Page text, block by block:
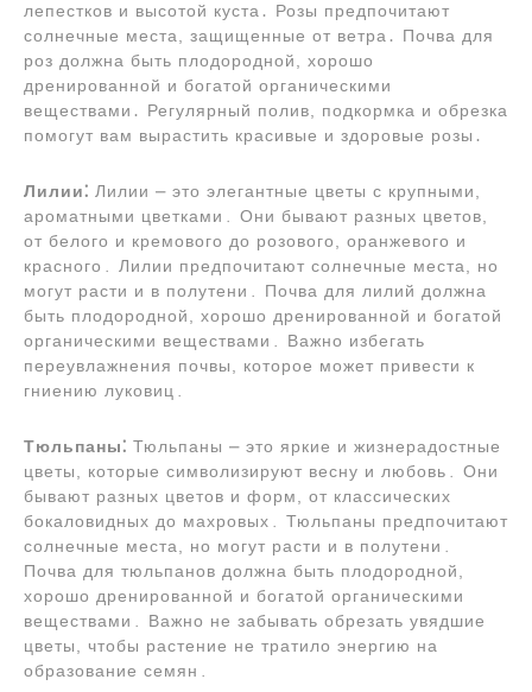
лепестков и высотой куста․ Розы предпочитают
солнечные места, защищенные от ветра․ Почва для
роз должна быть плодородной, хорошо
дренированной и богатой органическими
веществами․ Регулярный полив, подкормка и обрезка
помогут вам вырастить красивые и здоровые розы․
Лилии⁚ Лилии ⎼ это элегантные цветы с крупными,
ароматными цветками․ Они бывают разных цветов,
от белого и кремового до розового, оранжевого и
красного․ Лилии предпочитают солнечные места, но
могут расти и в полутени․ Почва для лилий должна
быть плодородной, хорошо дренированной и богатой
органическими веществами․ Важно избегать
переувлажнения почвы, которое может привести к
гниению луковиц․
Тюльпаны⁚ Тюльпаны ⎼ это яркие и жизнерадостные
цветы, которые символизируют весну и любовь․ Они
бывают разных цветов и форм, от классических
бокаловидных до махровых․ Тюльпаны предпочитают
солнечные места, но могут расти и в полутени․
Почва для тюльпанов должна быть плодородной,
хорошо дренированной и богатой органическими
веществами․ Важно не забывать обрезать увядшие
цветы, чтобы растение не тратило энергию на
образование семян․